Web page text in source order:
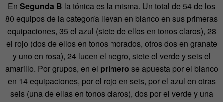
En Segunda B la tónica es la misma. Un total de 54 de los
80 equipos de la categoría llevan en blanco en sus primeras
equipaciones, 35 el azul (siete de ellos en tonos claros), 28
el rojo (dos de ellos en tonos morados, otros dos en granate
y uno en rosa), 24 lucen el negro, siete el verde y seis el
amarillo. Por grupos, en el primero se apuesta por el blanco
en 14 equipaciones, por el rojo en seis, por el azul en otras
seis (una de ellas en tonos claros), dos por el verde y una